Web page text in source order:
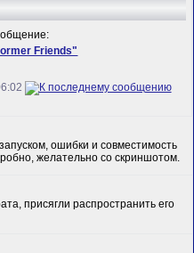
Friends"
ошибки и совместимость
желательно со скриншотом.
присягли распространить его